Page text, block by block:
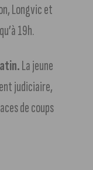
Longvic et
19h.
La jeune
judiciaire,
de coups